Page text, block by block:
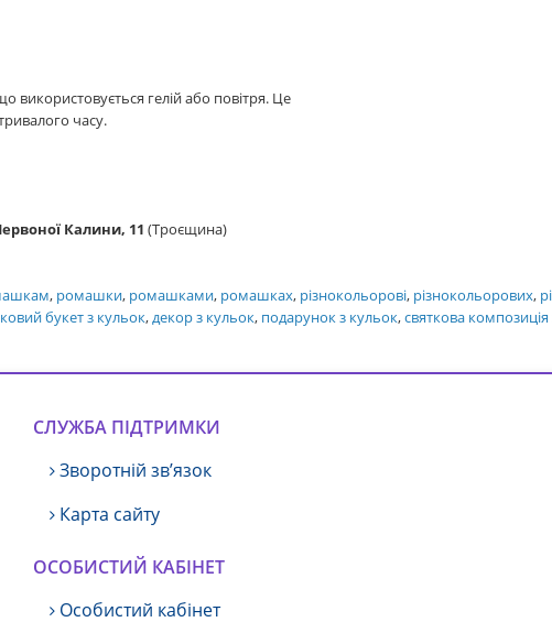
використовується гелій або повітря. Це
часу.
Калини, 11 (Троєщина)
, ромашки, ромашками, ромашках, різнокольорові, різнокольорових,
букет з кульок,декор з кульок, подарунок з кульок,святкова
СЛУЖБА ПІДТРИМКИ
Зворотній зв’язок
Карта сайту
ОСОБИСТИЙ КАБІНЕТ
Особистий кабінет